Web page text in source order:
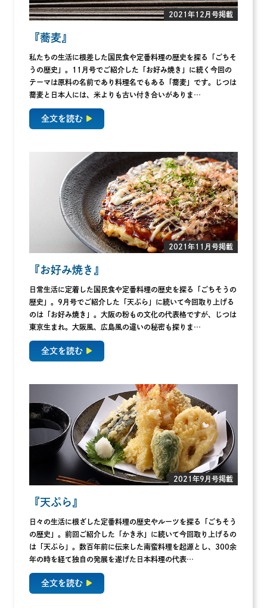
2021年12月号掲載
『蕎麦』
私たちの生活に根差した国民食や定番料理の歴史を探る「ごちそ
うの歴史」。11月号でご紹介した「お好み焼き」に続く今回の
テーマは原料の名前であり料理名でもある「蕎麦」です。じつは
蕎麦と日本人には、米よりも古い付き合いがありま…
全文を読む
2021年11月号掲載
『お好み焼き』
日常生活に定着した国民食や定番料理の歴史を探る「ごちそうの
歴史」。9月号でご紹介した「天ぷら」に続いて今回取り上げる
のは「お好み焼き」。大阪の粉もの文化の代表格ですが、じつは
東京生まれ。大阪風、広島風の違いの秘密も探りま…
全文を読む
2021年9月号掲載
『天ぷら』
日々の生活に根ざした定番料理の歴史やルーツを探る「ごちそう
の歴史」。前回ご紹介した「かき氷」に続いて今回取り上げるの
は「天ぷら」。数百年前に伝来した南蛮料理を起源とし、300余
年の時を経て独自の発展を遂げた日本料理の代表…
全文を読む